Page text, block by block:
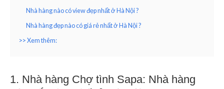
Nhà hàng nào có view đẹp nhất ở Hà Nội ?
Nhà hàng đẹp nào có giá rẻ nhất ở Hà Nội ?
>> Xem thêm:
1. Nhà hàng Chợ tình Sapa: Nhà hàng